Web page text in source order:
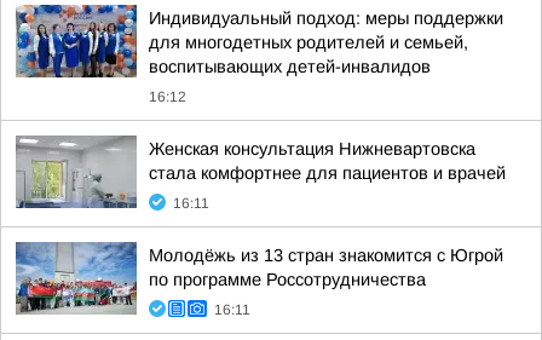
Индивидуальный подход: меры поддержки
для многодетных родителей и семьей,
воспитывающих детей-инвалидов
16:12
Женская консультация Нижневартовска
стала комфортнее для пациентов и врачей
16:11
Молодёжь из 13 стран знакомится с Югрой
по программе Россотрудничества
16:11